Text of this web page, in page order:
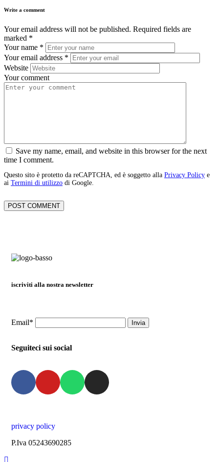
Write a comment
Your email address will not be published. Required fields are
marked *
Your name *
Your email address *
Website
Your comment
Save my name, email, and website in this browser for the next
time I comment.
Questo sito è protetto da reCAPTCHA, ed è soggetto alla Privacy Policy e
ai Termini di utilizzo di Google.
iscriviti alla nostra newsletter
Email*
Seguiteci sui social
privacy policy
P.Iva 05243690285